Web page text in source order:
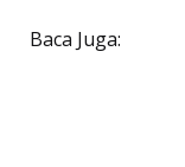
Baca Juga: